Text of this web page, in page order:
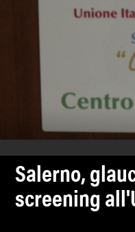
Salerno,
screening